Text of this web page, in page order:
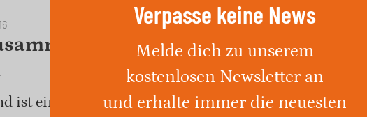
16
Motorrad – Traktor in
ist ein Motorradfahrer auf der L 359 bei einer
Verpasse keine News
Melde dich zu unserem
kostenlosen Newsletter an
und erhalte immer die neuesten